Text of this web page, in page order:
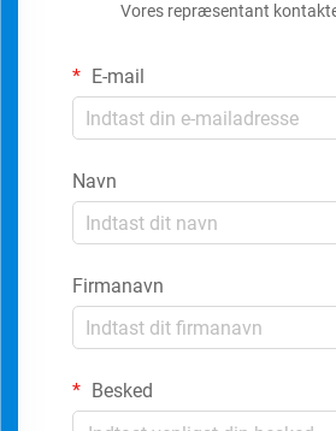
Vores repræsentant
E-mail
Navn
Firmanavn
Besked